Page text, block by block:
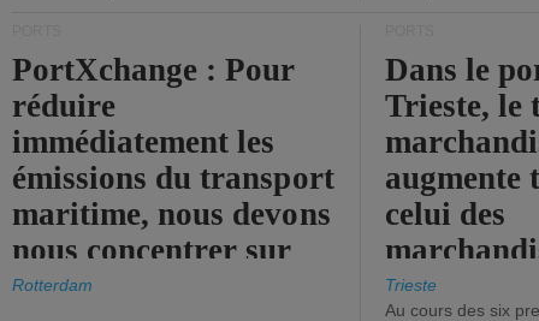
PortXchange : Pour
réduire
immédiatement les
émissions du transport
maritime, nous devons
nous concentrer sur
les ports.
Rotterdam
Dans le
Trieste, le
augmente
celui des
diminue.
Trieste
Au cours des six